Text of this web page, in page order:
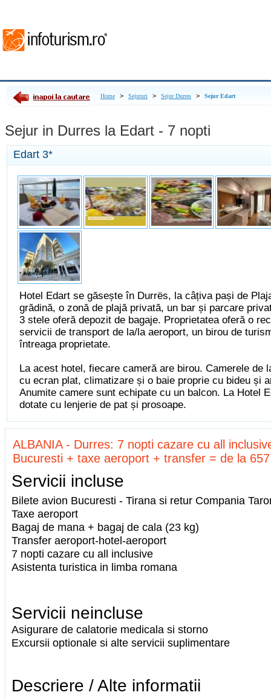
Home > Sejururi > Sejur Durres > Sejur Edart
Sejur in Durres la Edart - 7 nopti
Edart 3*
Hotel Edart se găsește în Durrës, la câțiva pași de
grădină, o zonă de plajă privată, un bar și parcare
3 stele oferă depozit de bagaje. Proprietatea oferă o
servicii de transport de la/la aeroport, un birou de
întreaga proprietate.
La acest hotel, fiecare cameră are birou. Camerele de
cu ecran plat, climatizare și o baie proprie cu bideu și
Anumite camere sunt echipate cu un balcon. La Hotel
dotate cu lenjerie de pat și prosoape.
ALBANIA - Durres: 7 nopti cazare cu all
Bucuresti + taxe aeroport + transfer = de la
Servicii incluse
Bilete avion Bucuresti - Tirana si retur Compania
Taxe aeroport
Bagaj de mana + bagaj de cala (23 kg)
Transfer aeroport-hotel-aeroport
7 nopti cazare cu all inclusive
Asistenta turistica in limba romana
Servicii neincluse
Asigurare de calatorie medicala si storno
Excursii optionale si alte servicii suplimentare
Descriere / Alte informatii